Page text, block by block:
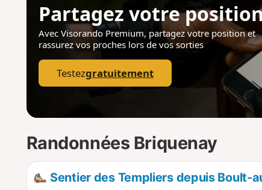
Partagez votre
Avec Visorando Premium, partagez votre positionet
rassurez vos proches lors de vos sorties
Testezgratuitement
Randonnées Briquenay
Sentier des Templiers depuis Boult-